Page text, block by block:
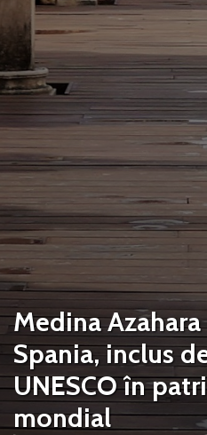
Medina
Spania, inclus
UNESCO în
mondial